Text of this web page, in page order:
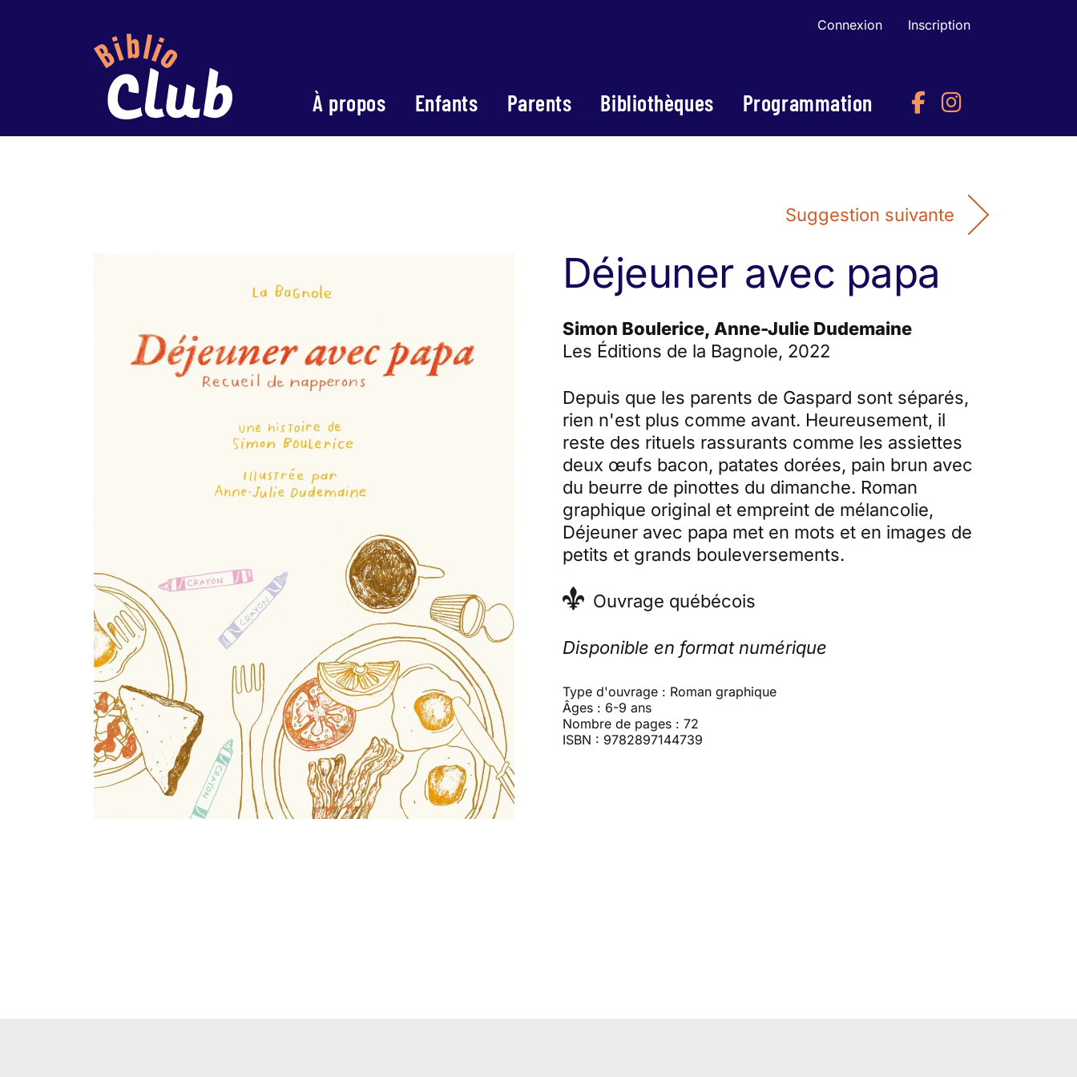
Connexion Inscription
À propos Enfants Parents Bibliothèques Programmation
Déjeuner avec papa
Simon Boulerice, Anne-Julie Dudemaine
Les Éditions de la Bagnole, 2022
Depuis que les parents de Gaspard sont séparés,
rien n'est plus comme avant. Heureusement, il
reste des rituels rassurants comme les assiettes
deux œufs bacon, patates dorées, pain brun avec
du beurre de pinottes du dimanche. Roman
graphique original et empreint de mélancolie,
Déjeuner avec papa met en mots et en images de
petits et grands bouleversements.
Ouvrage québécois
Disponible en format numérique
Type d'ouvrage : Roman graphique
Âges : 6-9 ans
Nombre de pages : 72
ISBN : 9782897144739
Suggestion suivante